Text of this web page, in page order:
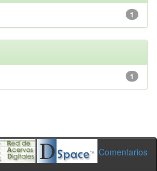
1
1
Comentarios